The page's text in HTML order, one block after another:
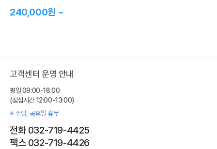
240,000원 ~
고객센터 운영 안내
평일 09:00-18:00
(점심시간 12:00-13:00)
※ 주말, 공휴일 휴무
전화 032-719-4425
팩스 032-719-4426